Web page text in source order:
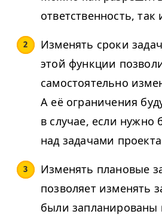
ответственность, так
Изменять сроки
этой функции
самостоятельно
А её ограничения
в случае, если нужно
над задачами
Изменять плановые
позволяет изменять
были запланированы